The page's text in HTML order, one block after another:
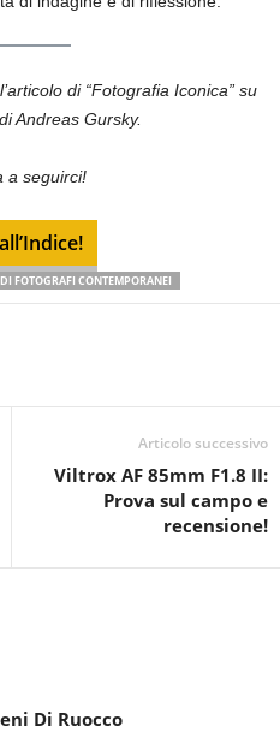
di “Fotografia Iconica” su
Andreas Gursky.
a seguirci!
FOTOGRAFI CONTEMPORANEI
Articolo successivo
Viltrox AF 85mm F1.8 II:
Prova sul campo e
recensione!
Di Ruocco